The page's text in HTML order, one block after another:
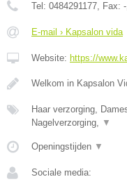
Tel: 0484291177, Fax: -
E-mail › Kapsalon vida
Website: https://
Welkom in Kapsalon
Haar verzorging,
Nagelverzorging, ▼
Openingstijden ▼
Sociale media: